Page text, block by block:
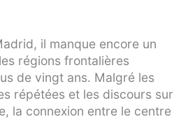
il manque encore un
régions frontalières
de vingt ans. Malgré les
répétées et les discours sur
la connexion entre le centre